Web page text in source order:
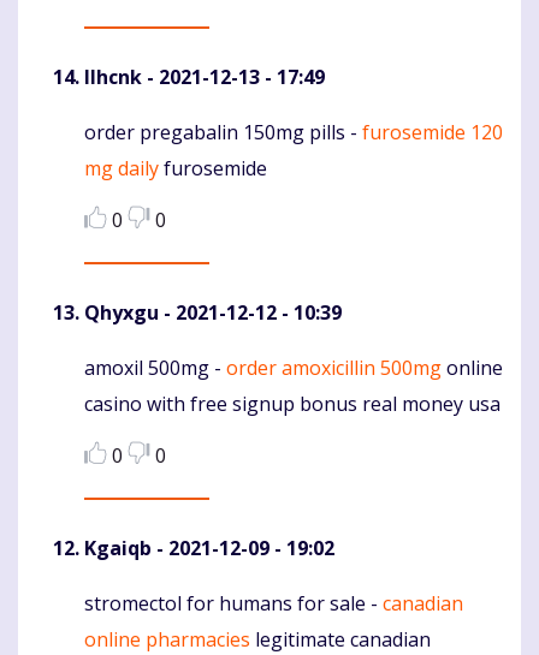
Ilhcnk - 2021-12-13 - 17:49
Komentaras
order pregabalin 150mg pills - furosemide 120
mg dailyfurosemide
0
0
Qhyxgu - 2021-12-12 - 10:39
Komentaras
amoxil 500mg - order amoxicillin 500mgonline
casino with free signup bonus real money usa
0
0
Kgaiqb - 2021-12-09 - 19:02
Komentaras
stromectol for humans for sale - canadian
online pharmacies legitimate canadian